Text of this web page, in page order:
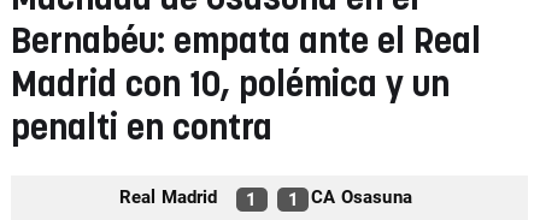
Bernabéu: empata ante el Real
Madrid con 10, polémica y un
penalti en contra
Real Madrid 1 1 CA Osasuna